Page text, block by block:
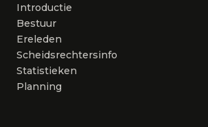
Introductie
Bestuur
Ereleden
Scheidsrechtersinfo
Statistieken
Planning